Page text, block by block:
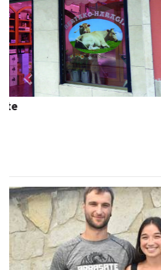
Kuttun kafetegia
Previous